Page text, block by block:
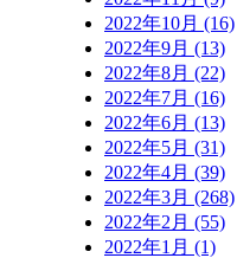
2022年10月 (16)
2022年9月 (13)
2022年8月 (22)
2022年7月 (16)
2022年6月 (13)
2022年5月 (31)
2022年4月 (39)
2022年3月 (268)
2022年2月 (55)
2022年1月 (1)